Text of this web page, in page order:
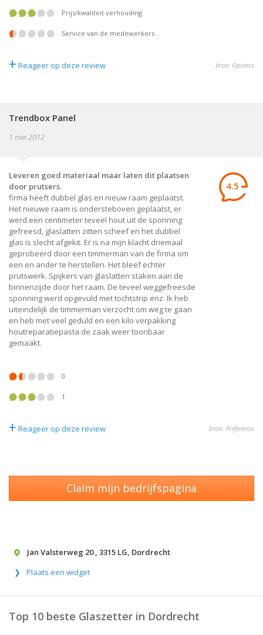
prijs/kwaliteit verhouding
service van de medewerkers
+ Reageer op deze review bron: Opiness
Trendbox Panel
1 mei 2012
Leveren goed materiaal maar laten dit plaatsen
door prutsers.
firma heeft dubbel glas en nieuw raam geplaatst.
Het nieuwe raam is ondersteboven geplaatst, er
werd een centimeter teveel hout uit de sponning
gefreesd, glaslatten zitten scheef en het dubbel
glas is slecht afgekit. Er is na mijn klacht driemaal
geprobeerd door een timmerman van de firma om
een en ander te herstellen. Het bleef echter
prutswerk. Spijkers van glaslatten staken aan de
binnenzijde door het raam. De teveel weggefreesde
sponning werd opgevuld met tochtstrip enz. Ik heb
uiteindelijk de timmerman verzocht om weg te gaan
en heb met veel geduld en een kilo verpakking
houtreparatiepasta de zaak weer toonbaar
gemaakt.
4.5
0
1
+ Reageer op deze review bron: Preferenso
Claim mijn bedrijfspagina
Jan Valsterweg 20, 3315 LG, Dordrecht
Plaats een widget
Top 10 beste Glaszetter in Dordrecht